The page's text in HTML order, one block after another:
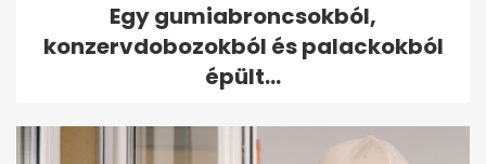
Egy gumiabroncsokból,
konzervdobozokból és palackokból
épült...